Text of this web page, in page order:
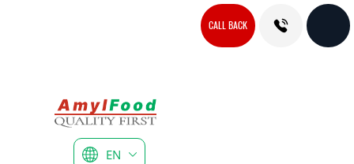
CALL BACK
EN